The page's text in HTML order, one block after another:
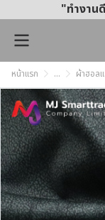
"ทำงาน
หน้าแรก ... ผ้าฮอล